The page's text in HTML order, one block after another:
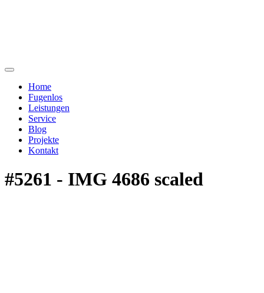
Home
Fugenlos
Leistungen
Service
Blog
Projekte
Kontakt
#5261 - IMG 4686 scaled